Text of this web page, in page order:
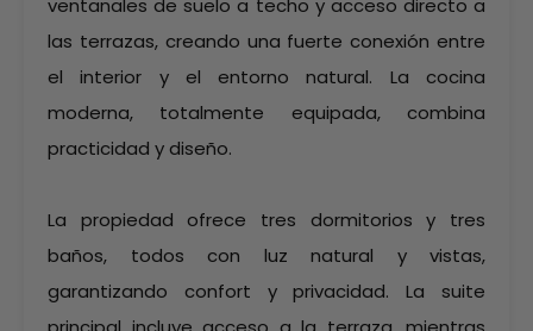
ventanales de suelo a techo y acceso directo a
las terrazas, creando una fuerte conexión entre
el interior y el entorno natural. La cocina
moderna, totalmente equipada, combina
practicidad y diseño.
La propiedad ofrece tres dormitorios y tres
baños, todos con luz natural y vistas,
garantizando confort y privacidad. La suite